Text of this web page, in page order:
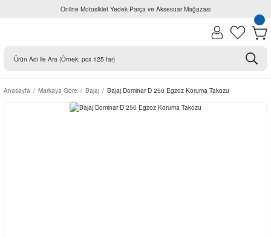
Online Motosiklet Yedek Parça ve Aksesuar Mağazası
Anasayfa Markaya Göre Bajaj Bajaj Dominar D 250 Egzoz Koruma Takozu